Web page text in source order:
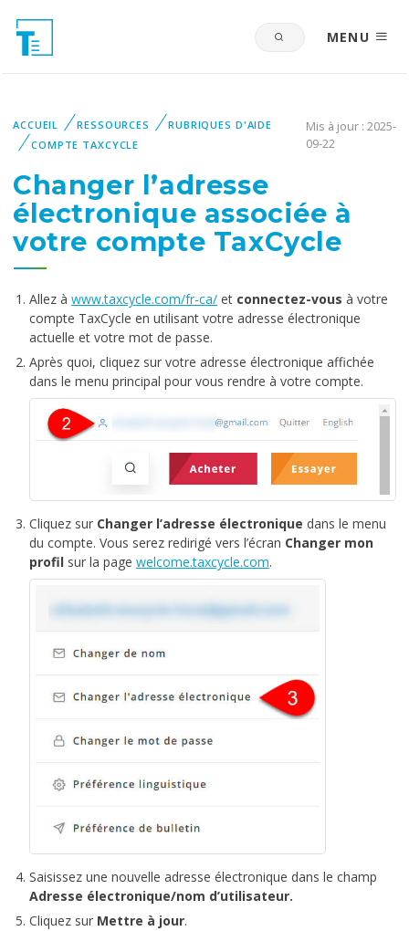
MENU
ACCUEIL RESSOURCES
RUBRIQUES D'AIDE
COMPTE TAXCYCLE
Mis à jour : 2025-
09-22
Changer l’adresse
électronique associée à
votre compte TaxCycle
Allez à www.taxcycle.com/fr-ca/ et connectez-vous à votre
compte TaxCycle en utilisant votre adresse électronique
actuelle et votre mot de passe.
Après quoi, cliquez sur votre adresse électronique affichée
dans le menu principal pour vous rendre à votre compte.
Cliquez sur Changer l’adresse électronique dans le menu
du compte. Vous serez redirigé vers l’écran Changer mon
profil sur la page welcome.taxcycle.com.
Saisissez une nouvelle adresse électronique dans le champ
Adresse électronique/nom d’utilisateur.
Cliquez sur Mettre à jour.